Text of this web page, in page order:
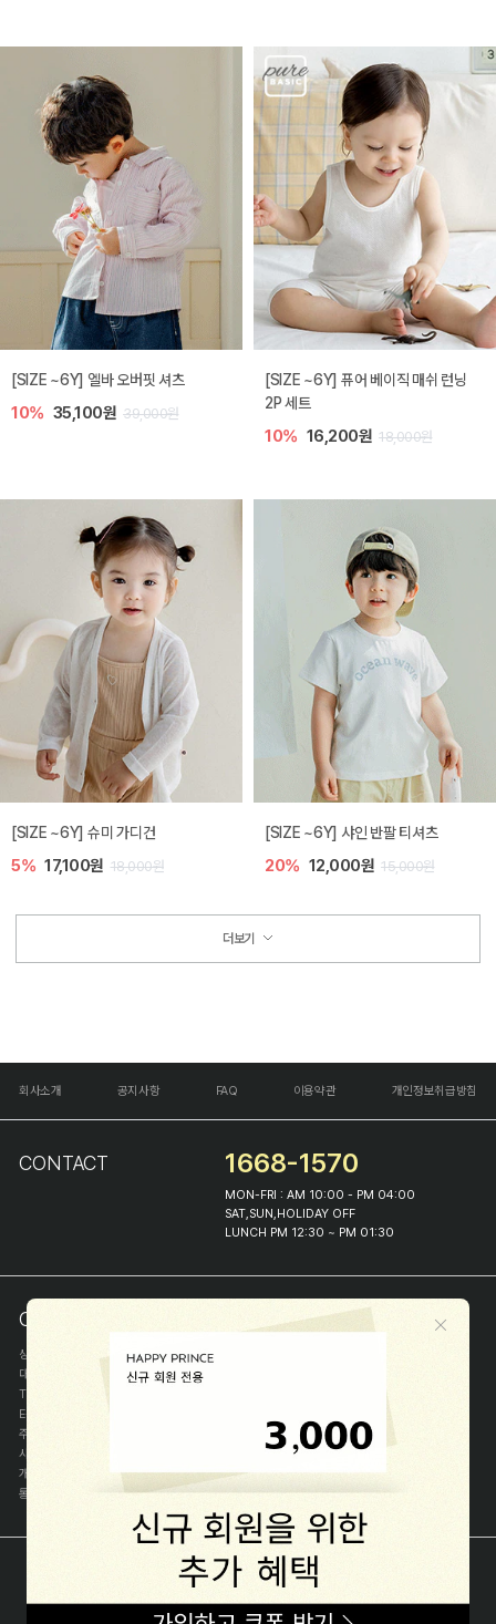
[SIZE ~6Y] 엘바 오버핏 셔츠
10% 35,100원 39,000원
[SIZE ~6Y] 퓨어 베이직 매쉬 런닝
2P 세트
10% 16,200원 18,000원
[SIZE ~6Y] 슈미 가디건
5% 17,100원 18,000원
[SIZE ~6Y] 샤인 반팔 티셔츠
20% 12,000원 15,000원
더보기
회사소개 공지사항 FAQ 이용약관 개인정보취급방침
CONTACT 1668-1570
MON-FRI : AM 10:00 - PM 04:00
SAT,SUN,HOLIDAY OFF
LUNCH PM 12:30 ~ PM 01:30
COMPANY INFO
상호
(주)해피프린스
대표
이화진
TEL
E-MAIL
주소
사업자등록번호
개인정보관리자
이화진
통신판매신고번호
제 2018-서울종로-1384 호[사업자정보확인]
COPYRIGHT(C) (주)해피프린스 ALL RIGHT RESERVED.